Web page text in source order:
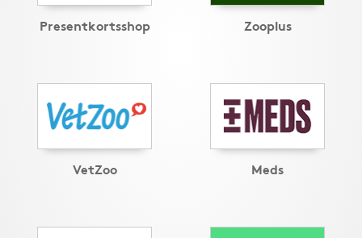
Presentkortsshop Zooplus
VetZoo Meds